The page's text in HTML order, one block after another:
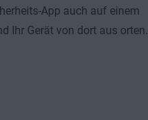
App auch auf einem
Ihr Gerät von dort aus orten.